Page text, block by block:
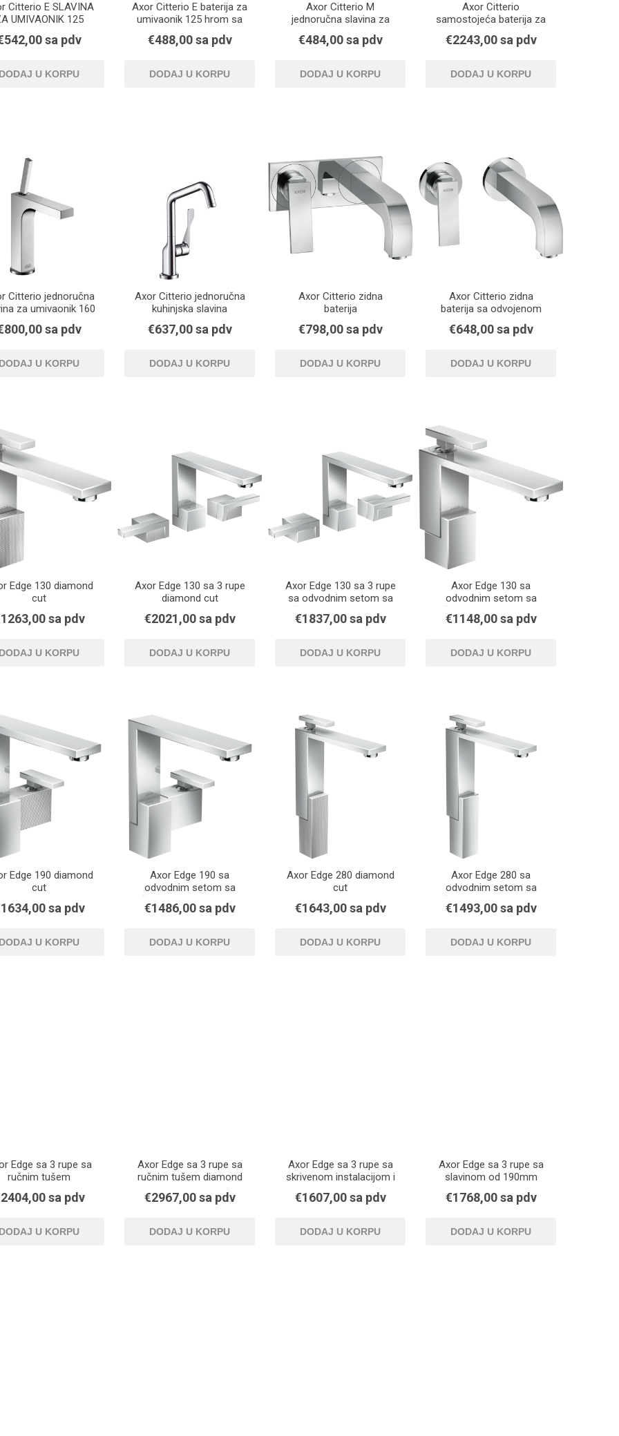
Citterio E SLAVINA
UMIVAONIK 125
sa pdv
Axor Citterio E baterija za
umivaonik 125 hrom sa
ravnom rucicom
€488,00 sa pdv
Axor Citterio M
jednoručna slavina za
umivaonik sa odvodnim
setom sa šipkom za
€484,00 sa pdv
Axor Citterio
samostojeća baterija za
kadu sa ručnim tušem
€2243,00 sa pdv
Citterio jednoručna
za umivaonik 160
setom sa
za zatvaranje
sa pdv
Axor Citterio jednoručna
kuhinjska slavina
€637,00 sa pdv
Axor Citterio zidna
baterija
€798,00 sa pdv
Axor Citterio zidna
baterija sa odvojenom
ručkom od pipe
€648,00 sa pdv
Edge 130 diamond
cut
sa pdv
Axor Edge 130 sa 3 rupe
diamond cut
€2021,00 sa pdv
Axor Edge 130 sa 3 rupe
sa odvodnim setom sa
šipkom za zatvaranje
€1837,00 sa pdv
Axor Edge 130 sa
odvodnim setom sa
šipkom za zatvaranje
€1148,00 sa pdv
Edge 190 diamond
cut
sa pdv
Axor Edge 190 sa
odvodnim setom sa
šipkom za zatvaranje
€1486,00 sa pdv
Axor Edge 280 diamond
cut
€1643,00 sa pdv
Axor Edge 280 sa
odvodnim setom sa
šipkom za zatvaranje
€1493,00 sa pdv
Edge sa 3 rupe sa
ručnim tušem
sa pdv
Axor Edge sa 3 rupe sa
ručnim tušem diamond
€2967,00 sa pdv
Axor Edge sa 3 rupe sa
skrivenom instalacijom i
slavinom od 190mm
€1607,00 sa pdv
Axor Edge sa 3 rupe sa
slavinom od 190mm
€1768,00 sa pdv